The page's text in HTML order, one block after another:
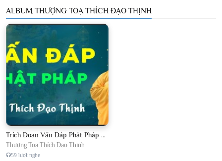
ALBUM THƯỢNG TOẠ THÍCH ĐẠO THỊNH
Trích Đoạn Vấn Đáp Phật Pháp 2026
Thượng Toạ Thích Đạo Thịnh
59 lượt nghe